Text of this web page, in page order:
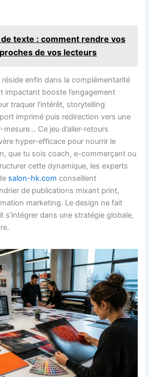
texte : comment rendre vos
de vos lecteurs
enfin dans la complémentarité
impactant booste l’engagement
traquer l’intérêt, storytelling
imprimé puis redirection vers une
Ce jeu d’aller-retours
hyper-efficace pour nourrir le
que tu sois coach, e-commerçant ou
cette dynamique, les experts
salon-hk.com conseillent
de publications mixant print,
marketing. Le design ne fait
s’intégrer dans une stratégie globale,